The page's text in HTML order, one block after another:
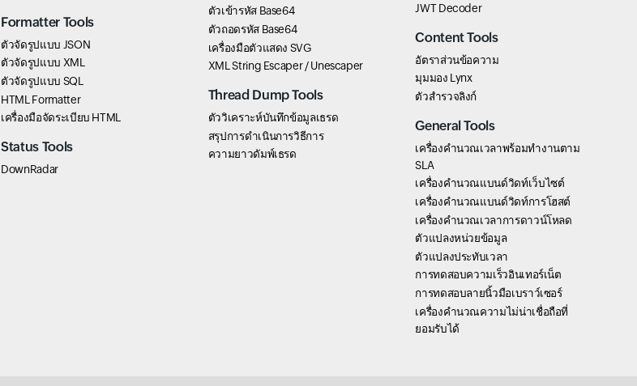
Formatter Tools
ตัวจัดรูปแบบ JSON
ตัวจัดรูปแบบ XML
ตัวจัดรูปแบบ SQL
HTML Formatter
เครื่องมือจัดระเบียบ HTML
Status Tools
DownRadar
ตัวเข้ารหัส Base64
ตัวถอดรหัส Base64
เครื่องมือตัวแสดง SVG
XML String Escaper / Unescaper
Thread Dump Tools
ตัววิเคราะห์บันทึกข้อมูลเธรด
สรุปการดำเนินการวิธีการ
ความยาวดัมพ์เธรด
JWT Decoder
Content Tools
อัตราส่วนข้อความ
มุมมอง Lynx
ตัวสำรวจลิงก์
General Tools
เครื่องคำนวณเวลาพร้อมทำงานตาม
SLA
เครื่องคำนวณแบนด์วิดท์เว็บไซต์
เครื่องคำนวณแบนด์วิดท์การโฮสต์
เครื่องคำนวณเวลาการดาวน์โหลด
ตัวแปลงหน่วยข้อมูล
ตัวแปลงประทับเวลา
การทดสอบความเร็วอินเทอร์เน็ต
การทดสอบลายนิ้วมือเบราว์เซอร์
เครื่องคำนวณความไม่น่าเชื่อถือที่
ยอมรับได้